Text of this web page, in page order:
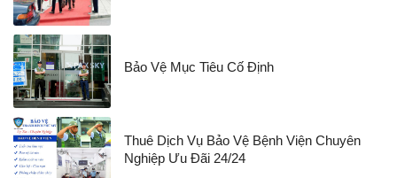
Bảo Vệ Mục Tiêu Cố Định
Thuê Dịch Vụ Bảo Vệ Bệnh Viện Chuyên
Nghiệp Ưu Đãi 24/24